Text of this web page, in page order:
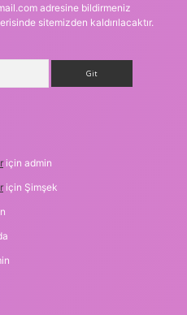
adresine bildirmeniz
sitemizden kaldırılacaktır.
için admin
için Şimşek